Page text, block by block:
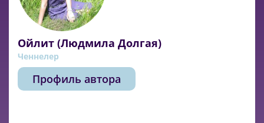
Ойлит (Людмила Долгая)
Ченнелер
Профиль автора